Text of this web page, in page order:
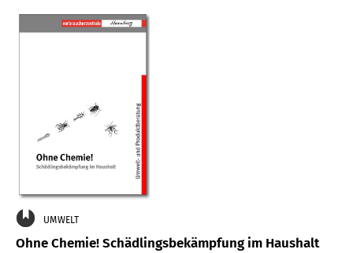
UMWELT
Ohne Chemie! Schädlingsbekämpfung im Haushalt